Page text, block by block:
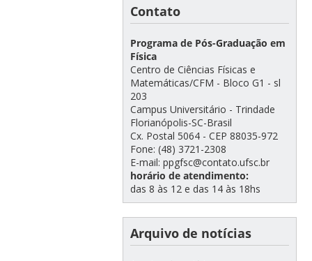
Contato
Programa de Pós-Graduação em
Física
Centro de Ciências Físicas e
Matemáticas/CFM - Bloco G1 - sl
203
Campus Universitário - Trindade
Florianópolis-SC-Brasil
Cx. Postal 5064 - CEP 88035-972
Fone: (48) 3721-2308
E-mail: ppgfsc@contato.ufsc.br
horário de atendimento:
das 8 às 12 e das 14 às 18hs
Arquivo de notícias